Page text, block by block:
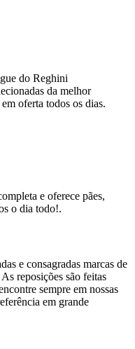
do Reghini
da melhor
oferta todos os dias.
e oferece pães,
o dia todo!.
e consagradas marcas de
reposições são feitas
sempre em nossas
em grande